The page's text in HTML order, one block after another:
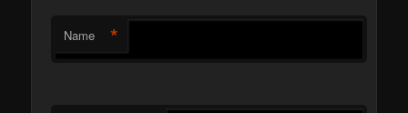
Name *